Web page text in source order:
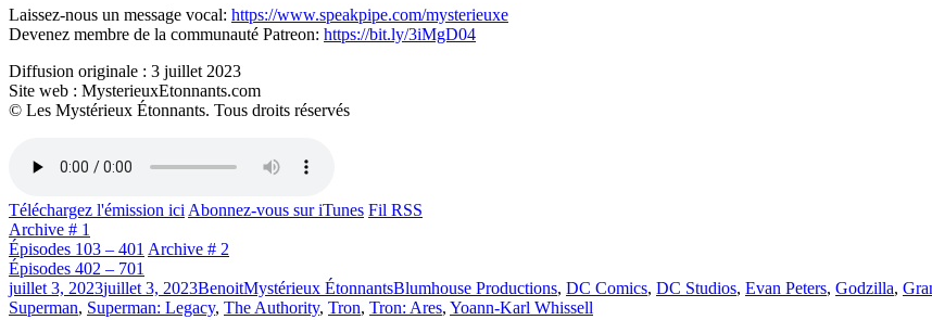
Laissez-nous un message vocal: https://www.speakpipe.com/mysterieuxe
Devenez membre de la communauté Patreon: https://bit.ly/3iMgD04​​​​​​​​
Diffusion originale : 3 juillet 2023
Site web : MysterieuxEtonnants.com
© Les Mystérieux Étonnants. Tous droits réservés
Téléchargez l'émission ici Abonnez-vous sur iTunes Fil RSS
Archive # 1
Épisodes 103 – 401 Archive # 2
Épisodes 402 – 701
Publié
le
juillet 3, 2023juillet 3, 2023BenoitCatégories
Mystérieux ÉtonnantsÉtiquettes
Blumhouse Productions, DC Comics, DC Studios, Evan Peters, Godzilla,
Superman, Superman: Legacy, The Authority, Tron, Tron: Ares, Yoann-Karl Whissell